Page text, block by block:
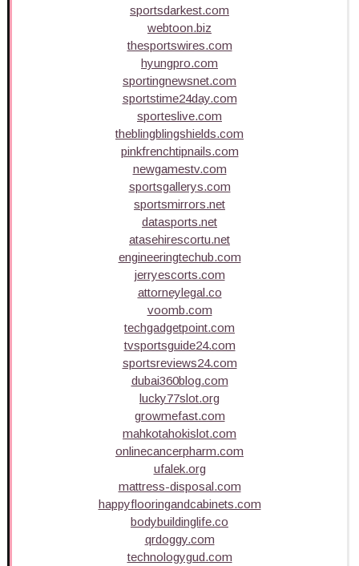
sportsdarkest.com
webtoon.biz
thesportswires.com
hyungpro.com
sportingnewsnet.com
sportstime24day.com
sporteslive.com
theblingblingshields.com
pinkfrenchtipnails.com
newgamestv.com
sportsgallerys.com
sportsmirrors.net
datasports.net
atasehirescortu.net
engineeringtechub.com
jerryescorts.com
attorneylegal.co
voomb.com
techgadgetpoint.com
tvsportsguide24.com
sportsreviews24.com
dubai360blog.com
lucky77slot.org
growmefast.com
mahkotahokislot.com
onlinecancerpharm.com
ufalek.org
mattress-disposal.com
happyflooringandcabinets.com
bodybuildinglife.co
qrdoggy.com
technologygud.com